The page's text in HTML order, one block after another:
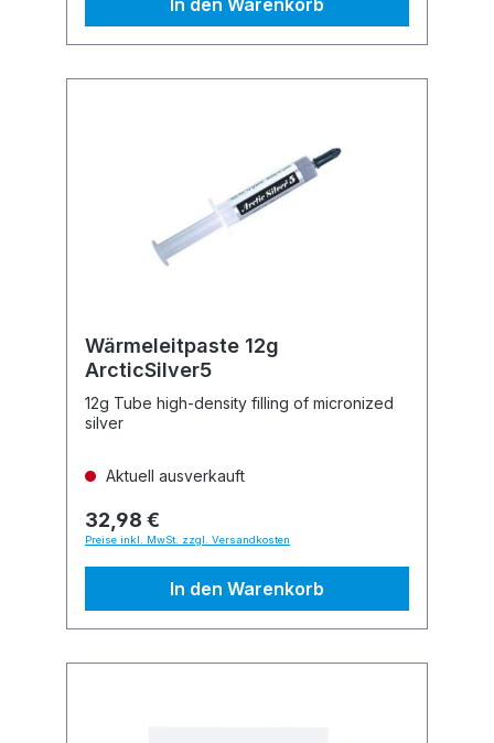
In den Warenkorb
Wärmeleitpaste 12g
ArcticSilver5
12g Tube high-density filling of micronized
silver
Aktuell ausverkauft
32,98 €
Preise inkl. MwSt. zzgl. Versandkosten
In den Warenkorb